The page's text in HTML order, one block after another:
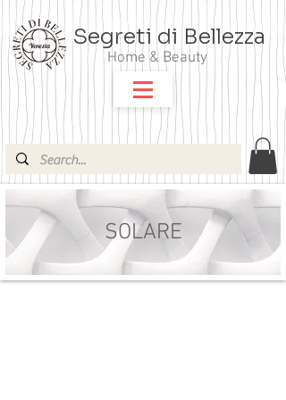
Segreti di Bellezza
Home & Beauty
SOLARE